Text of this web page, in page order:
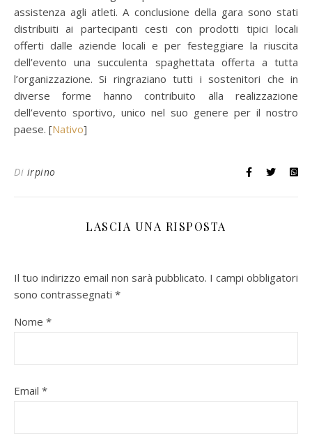
assistenza agli atleti. A conclusione della gara sono stati
distribuiti ai partecipanti cesti con prodotti tipici locali
offerti dalle aziende locali e per festeggiare la riuscita
dell’evento una succulenta spaghettata offerta a tutta
l’organizzazione. Si ringraziano tutti i sostenitori che in
diverse forme hanno contribuito alla realizzazione
dell’evento sportivo, unico nel suo genere per il nostro
paese. [Nativo]
Di irpino
LASCIA UNA RISPOSTA
Il tuo indirizzo email non sarà pubblicato. I campi obbligatori
sono contrassegnati *
Nome *
Email *